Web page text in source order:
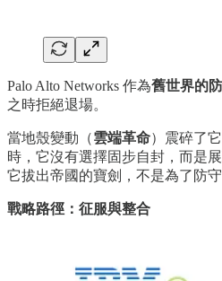
Palo Alto Networks 作為舊世界的
之時拒絕退場。
當地殼變動（雲端革命）震碎了
時，它沒有選擇固步自封，而是
它拔出帝國的寶劍，不是為了防守
戰略路徑：征服與整合